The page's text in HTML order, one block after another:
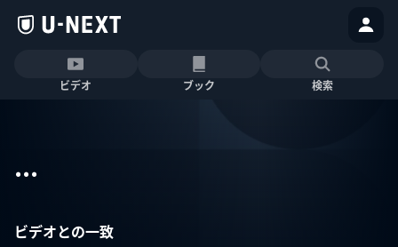
ビデオ ブック 検索
...
ビデオとの一致